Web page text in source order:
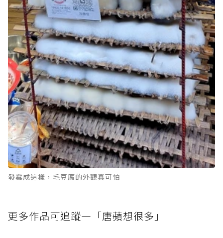
發霉成這樣，毛豆腐的外觀真可怕
更多作品可追蹤―「唐蘋想很多」